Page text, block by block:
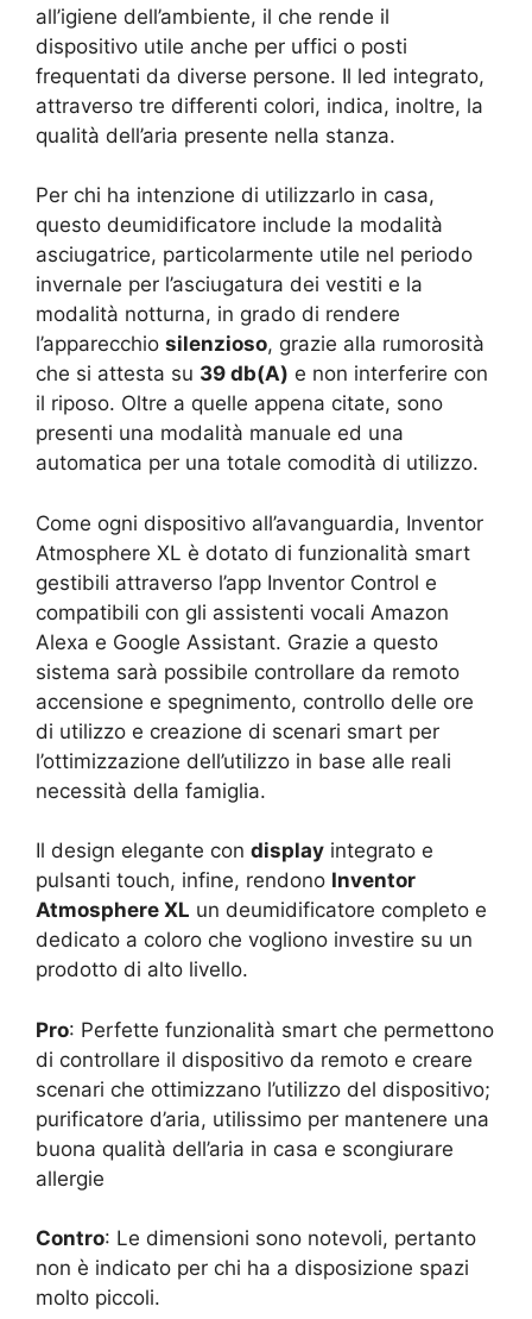
all’igiene dell’ambiente, il che rende il
dispositivo utile anche per uffici o posti
frequentati da diverse persone. Il led integrato,
attraverso tre differenti colori, indica, inoltre, la
qualità dell’aria presente nella stanza.
Per chi ha intenzione di utilizzarlo in casa,
questo deumidificatore include la modalità
asciugatrice, particolarmente utile nel periodo
invernale per l’asciugatura dei vestiti e la
modalità notturna, in grado di rendere
l’apparecchio silenzioso, grazie alla rumorosità
che si attesta su 39 db(A) e non interferire con
il riposo. Oltre a quelle appena citate, sono
presenti una modalità manuale ed una
automatica per una totale comodità di utilizzo.
Come ogni dispositivo all’avanguardia, Inventor
Atmosphere XL è dotato di funzionalità smart
gestibili attraverso l’app Inventor Control e
compatibili con gli assistenti vocali Amazon
Alexa e Google Assistant. Grazie a questo
sistema sarà possibile controllare da remoto
accensione e spegnimento, controllo delle ore
di utilizzo e creazione di scenari smart per
l’ottimizzazione dell’utilizzo in base alle reali
necessità della famiglia.
Il design elegante con display integrato e
pulsanti touch, infine, rendono Inventor
Atmosphere XL un deumidificatore completo e
dedicato a coloro che vogliono investire su un
prodotto di alto livello.
Pro: Perfette funzionalità smart che permettono
di controllare il dispositivo da remoto e creare
scenari che ottimizzano l’utilizzo del dispositivo;
purificatore d’aria, utilissimo per mantenere una
buona qualità dell’aria in casa e scongiurare
allergie
Contro: Le dimensioni sono notevoli, pertanto
non è indicato per chi ha a disposizione spazi
molto piccoli.